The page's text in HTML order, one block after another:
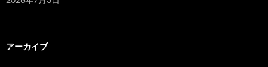
アーカイブ